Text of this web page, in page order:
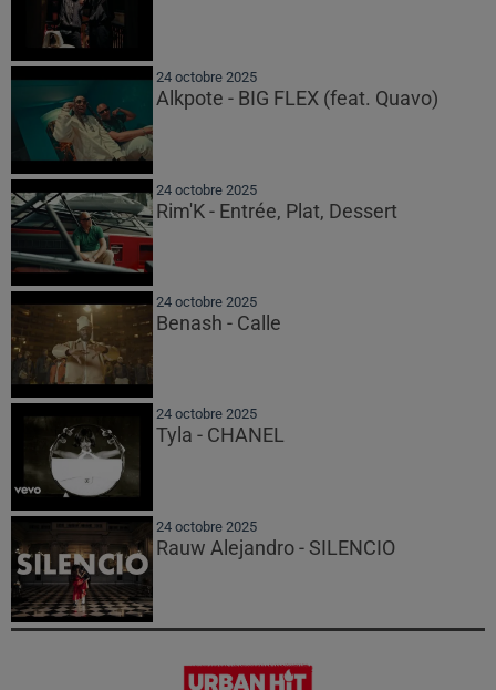
24 octobre 2025
Alkpote - BIG FLEX (feat. Quavo)
24 octobre 2025
Rim'K - Entrée, Plat, Dessert
24 octobre 2025
Benash - Calle
24 octobre 2025
Tyla - CHANEL
24 octobre 2025
Rauw Alejandro - SILENCIO